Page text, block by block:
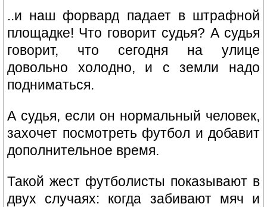
..и наш форвард падает в штрафной
площадке! Что говорит судья? А судья
говорит, что сегодня на улице
довольно холодно, и с земли надо
подниматься.
А судья, если он нормальный человек,
захочет посмотреть футбол и добавит
дополнительное время.
Такой жест футболисты показывают в
двух случаях: когда забивают мяч и